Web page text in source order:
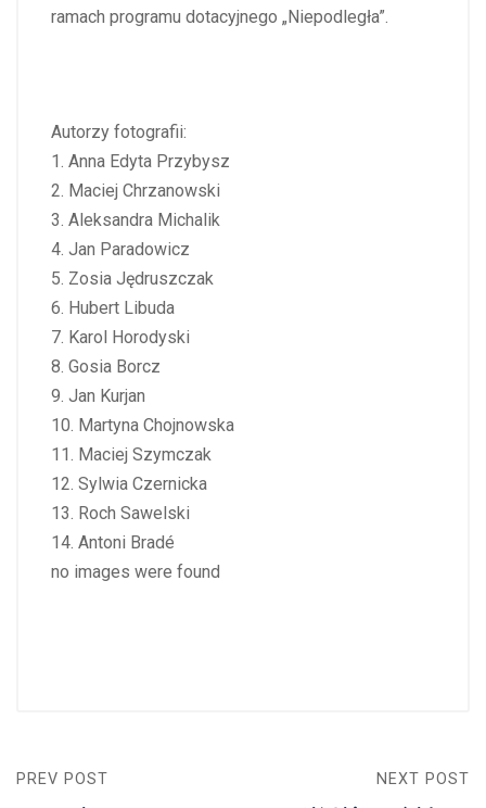
ramach programu dotacyjnego „Niepodległa”.
Autorzy fotografii:
1. Anna Edyta Przybysz
2. Maciej Chrzanowski
3. Aleksandra Michalik
4. Jan Paradowicz
5. Zosia Jędruszczak
6. Hubert Libuda
7. Karol Horodyski
8. Gosia Borcz
9. Jan Kurjan
10. Martyna Chojnowska
11. Maciej Szymczak
12. Sylwia Czernicka
13. Roch Sawelski
14. Antoni Bradé
no images were found
PREV POST NEXT POST